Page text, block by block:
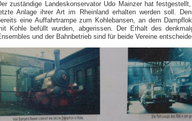
zuständige Landeskonservator Udo Mainzer hat
Anlage ihrer Art im Rheinland erhalten werden soll.
eine Auffahrtrampe zum Kohlebansen, an dem
Kohle befüllt wurden, abgerissen. Der Erhalt des
und der Bahnbetrieb sind für beide Vereine